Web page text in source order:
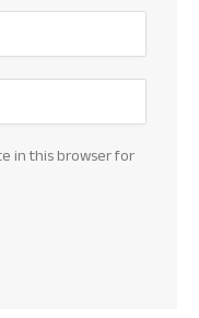
in this browser for